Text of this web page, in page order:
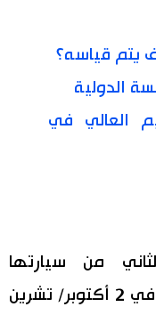
يتم قياسه؟
الدولية
العالي في
من سيارتها
الكهربائية ليف عديمة الانبعاثات في 2 أكتوبر/ تشرين